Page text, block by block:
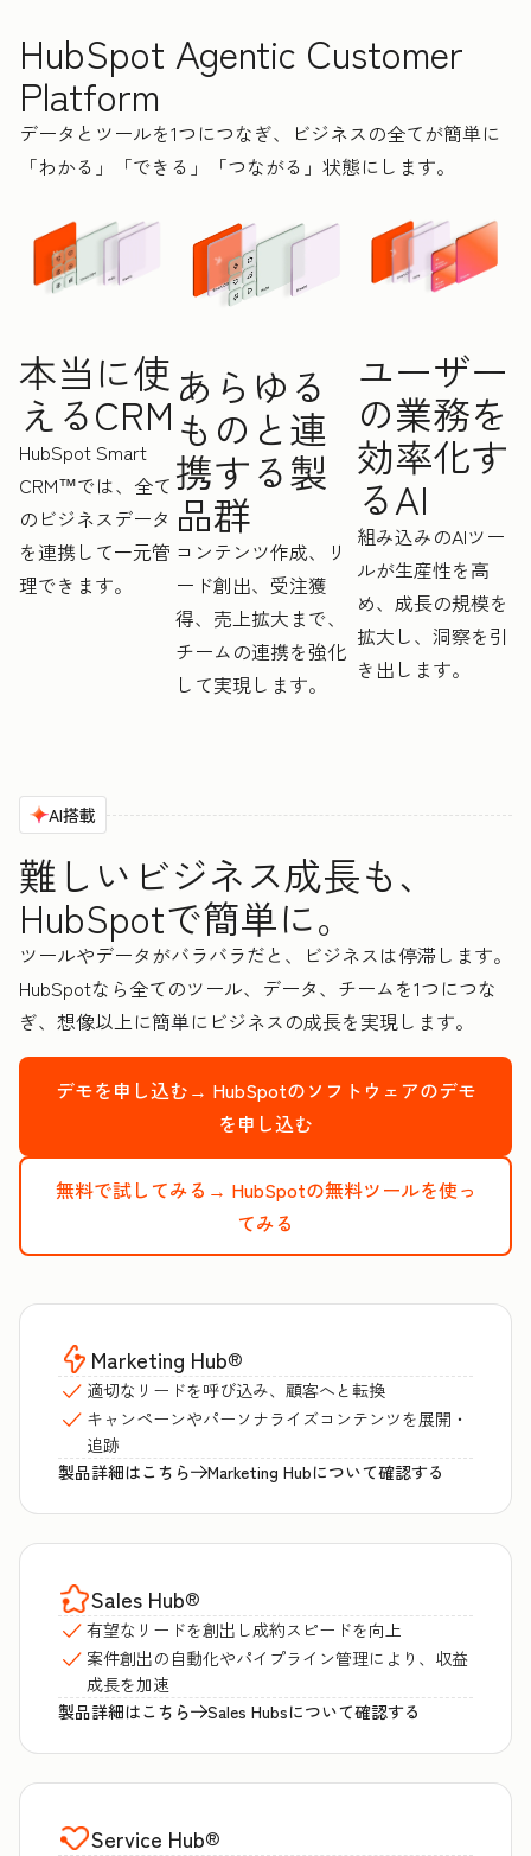
HubSpot Agentic Customer
Platform
データとツールを1つにつなぎ、ビジネスの全てが簡単に
「わかる」「できる」「つながる」状態にします。
本当に使
えるCRM
HubSpot Smart
CRM™では、全て
のビジネスデータ
を連携して一元管
理できます。
あらゆる
ものと連
携する製
品群
コンテンツ作成、リ
ード創出、受注獲
得、売上拡大まで、
チームの連携を強化
して実現します。
ユーザー
の業務を
効率化す
るAI
組み込みのAIツー
ルが生産性を高
め、成長の規模を
拡大し、洞察を引
き出します。
AI搭載
難しいビジネス成長も、
HubSpotで簡単に。
ツールやデータがバラバラだと、ビジネスは停滞します。
HubSpotなら全てのツール、データ、チームを1つにつな
ぎ、想像以上に簡単にビジネスの成長を実現します。
デモを申し込む→ HubSpotのソフトウェアのデモ
を申し込む
無料で試してみる→ HubSpotの無料ツールを使っ
てみる
Marketing Hub®
適切なリードを呼び込み、顧客へと転換
キャンペーンやパーソナライズコンテンツを展開・
追跡
製品詳細はこちら
Marketing Hubについて確認する
Sales Hub®
有望なリードを創出し成約スピードを向上
案件創出の自動化やパイプライン管理により、収益
成長を加速
製品詳細はこちら
Sales Hubsについて確認する
Service Hub®